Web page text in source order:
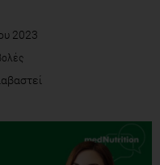
2023